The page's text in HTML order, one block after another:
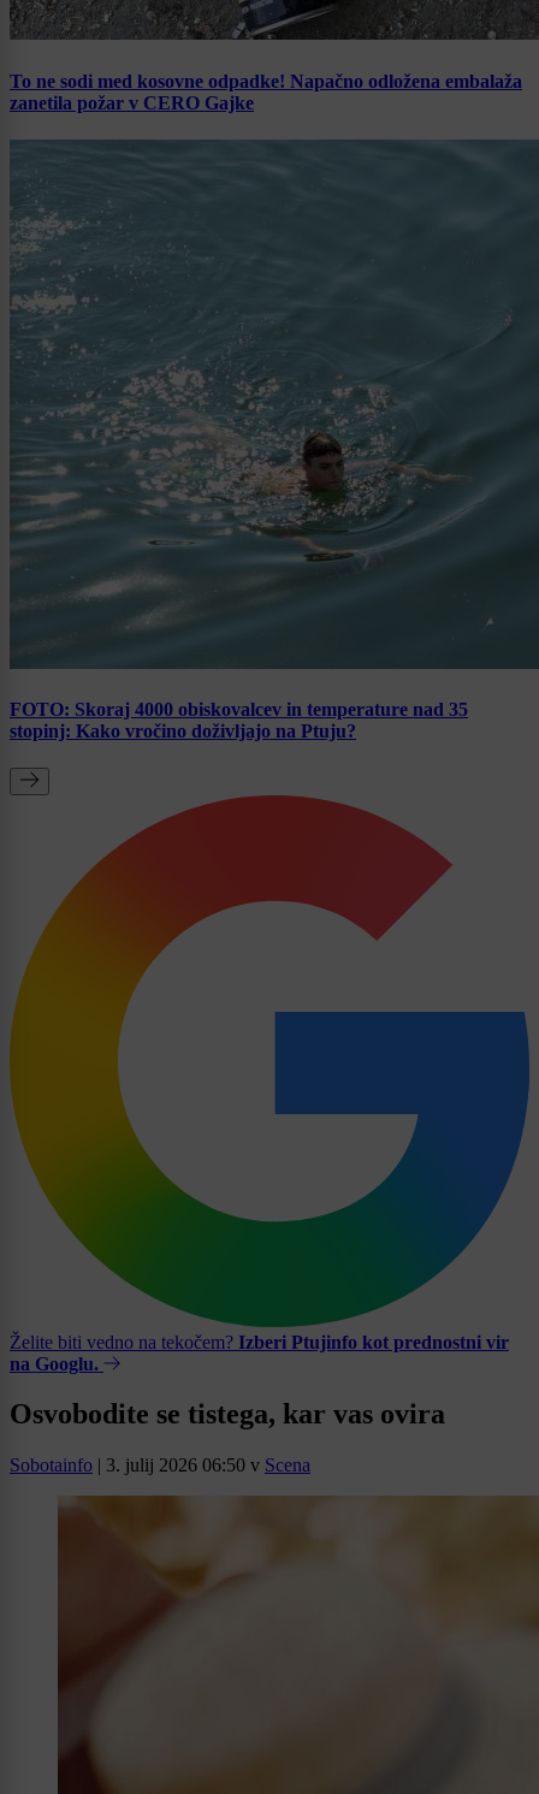
To ne sodi med kosovne odpadke! Napačno odložena embalaža
zanetila požar v CERO Gajke
FOTO: Skoraj 4000 obiskovalcev in temperature nad 35
stopinj: Kako vročino doživljajo na Ptuju?
Želite biti vedno na tekočem? Izberi Ptujinfo kot prednostni vir
na Googlu.
Osvobodite se tistega, kar vas ovira
Sobotainfo | 3. julij 2026 06:50 v Scena